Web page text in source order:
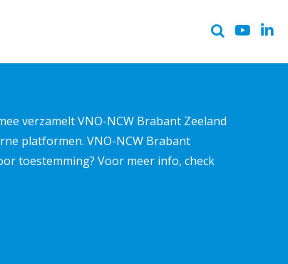
verzamelt VNO-NCW Brabant Zeeland
platformen. VNO-NCW Brabant
toestemming? Voor meer info, check